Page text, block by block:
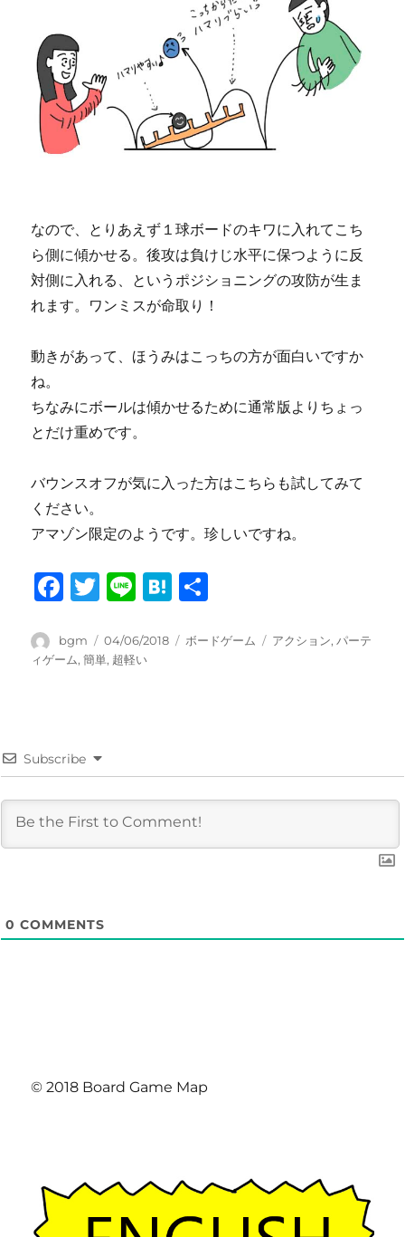
なので、とりあえず１球ボードのキワに入れてこち
ら側に傾かせる。後攻は負けじ水平に保つように反
対側に入れる、というポジショニングの攻防が生ま
れます。ワンミスが命取り！
動きがあって、ほうみはこっちの方が面白いですか
ね。
ちなみにボールは傾かせるために通常版よりちょっ
とだけ重めです。
バウンスオフが気に入った方はこちらも試してみて
ください。
アマゾン限定のようです。珍しいですね。
F
c
e
o
T
it
te
Li
e
H
e
投
稿
bgm
投
稿
04/06/2018
カ
ボードゲーム
タ
アクション,パーテ
ィゲーム,簡単, 超軽い
Subscribe
0 COMMENTS
© 2018 Board Game Map